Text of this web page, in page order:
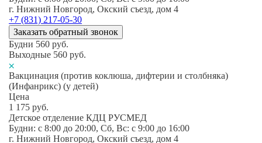
г. Нижний Новгород, Окский съезд, дом 4
+7 (831) 217-05-30
Заказать обратный звонок
Будни 560 руб.
Выходные 560 руб.
Вакцинация (против коклюша, дифтерии и столбняка)
(Инфанрикс) (у детей)
Цена
1 175 руб.
Детское отделение КДЦ РУСМЕД
Будни: c 8:00 до 20:00, Сб, Вс: c 9:00 до 16:00
г. Нижний Новгород, Окский съезд, дом 4